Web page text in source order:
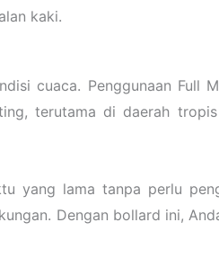
kaki.
cuaca. Penggunaan Full
terutama di daerah
yang lama tanpa perlu
Dengan bollard ini,